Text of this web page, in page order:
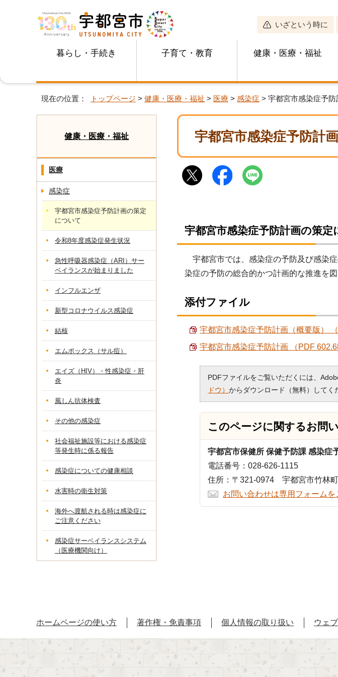
いざという時に
暮らし・手続き 子育て・教育 健康・医療・福祉
現在の位置： トップページ > 健康・医療・福祉 > 医療 > 感染症 > 宇都宮市感染症予
宇都宮市感染症予防計
宇都宮市感染症予防計画の策定
宇都宮市では、感染症の予防及び感染
染症の予防の総合的かつ計画的な推進を
添付ファイル
宇都宮市感染症予防計画（概要版）
宇都宮市感染症予防計画 （PDF
PDFファイルをご覧いただくには、
ドウ） からダウンロード（無料）してく
このページに関するお問
宇都宮市保健所 保健予防課 感染症
電話番号：028-626-1115
住所：〒321-0974 宇都宮市竹林
お問い合わせは専用フォームを
健康・医療・福祉
医療
感染症
宇都宮市感染症予防計画の策定
について
令和8年度感染症発生状況
急性呼吸器感染症（ARI）サー
ベイランスが始まりました
インフルエンザ
新型コロナウイルス感染症
結核
エムポックス（サル痘）
エイズ（HIV）・性感染症・肝
炎
風しん抗体検査
その他の感染症
社会福祉施設等における感染症
等発生時に係る報告
感染症についての健康相談
水害時の衛生対策
海外へ渡航される時は感染症に
ご注意ください
感染症サーベイランスシステム
（医療機関向け）
ホームページの使い方 著作権・免責事項 個人情報の取り扱い ウェ